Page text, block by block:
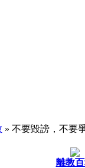
» 不要毀謗，不要
離教